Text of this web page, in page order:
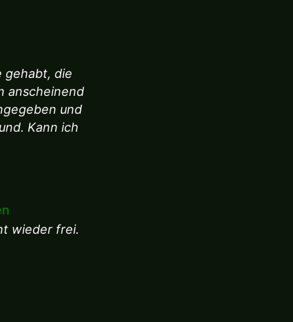
gehabt, die
anscheinend
und
Kann ich
wieder frei.